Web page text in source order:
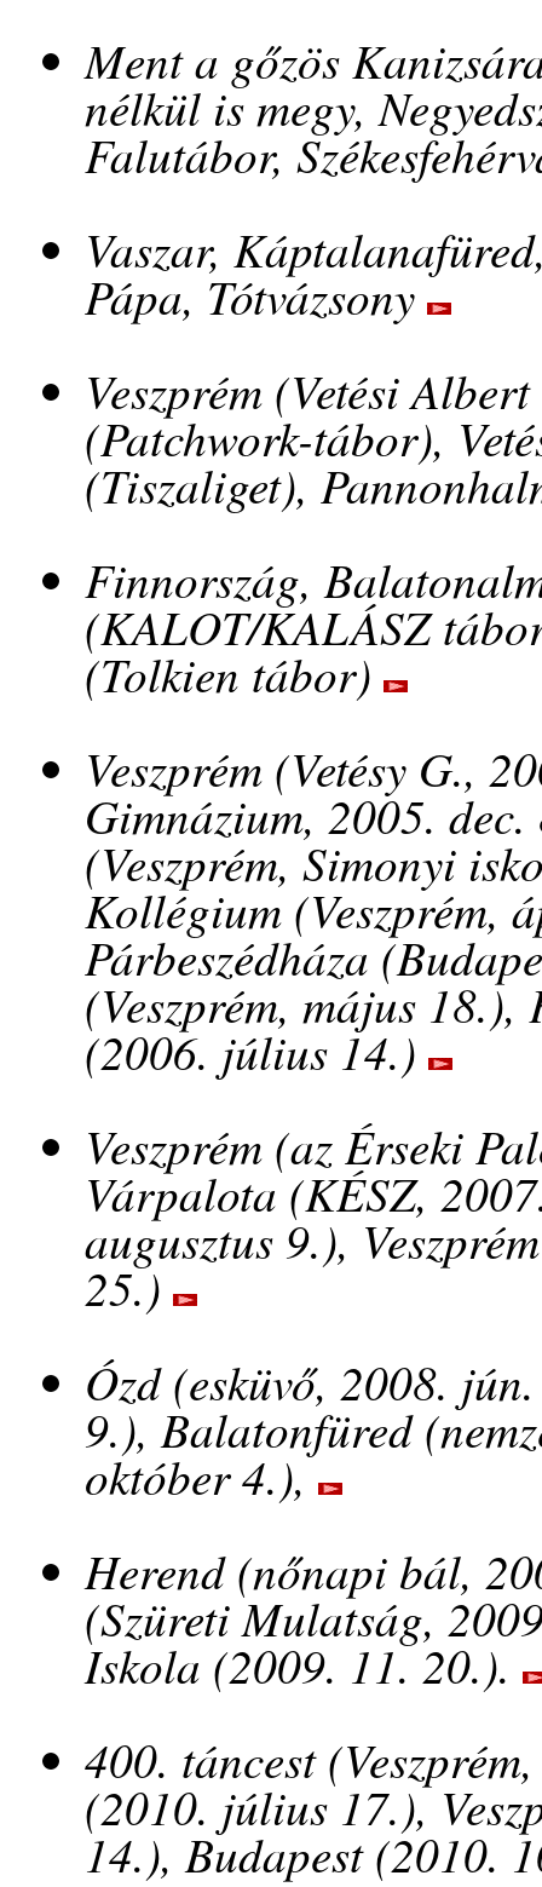
Ment a gőzös
nélkül is megy,
Falutábor,
Vaszar,
Pápa, Tótvázsony
Veszprém (Vetési
(Patchwork-tábor),
(Tiszaliget),
Finnország,
(KALOT/KALÁSZ
(Tolkien tábor)
Veszprém (Vetésy G.,
Gimnázium, 2005.
(Veszprém, Simonyi
Kollégium (Veszprém,
Párbeszédháza
(Veszprém, május
(2006. július 14.)
Veszprém (az Érseki
Várpalota (KÉSZ,
augusztus 9.),
25.)
Ózd (esküvő, 2008.
9.), Balatonfüred
október 4.),
Herend (nőnapi bál,
(Szüreti Mulatság,
Iskola (2009. 11. 20.).
400. táncest
(2010. július 17.),
14.), Budapest (2010.